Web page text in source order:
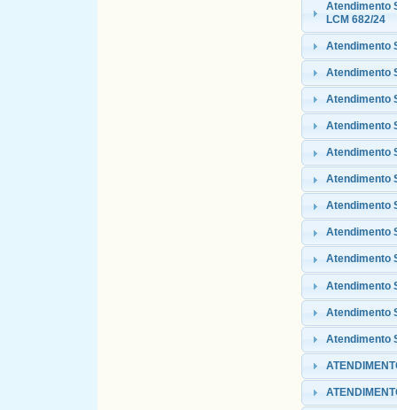
Atendimento
LCM 682/24
Atendimento
Atendimento
Atendimento
Atendimento
Atendimento
Atendimento
Atendimento
Atendimento
Atendimento
Atendimento
Atendimento
Atendimento